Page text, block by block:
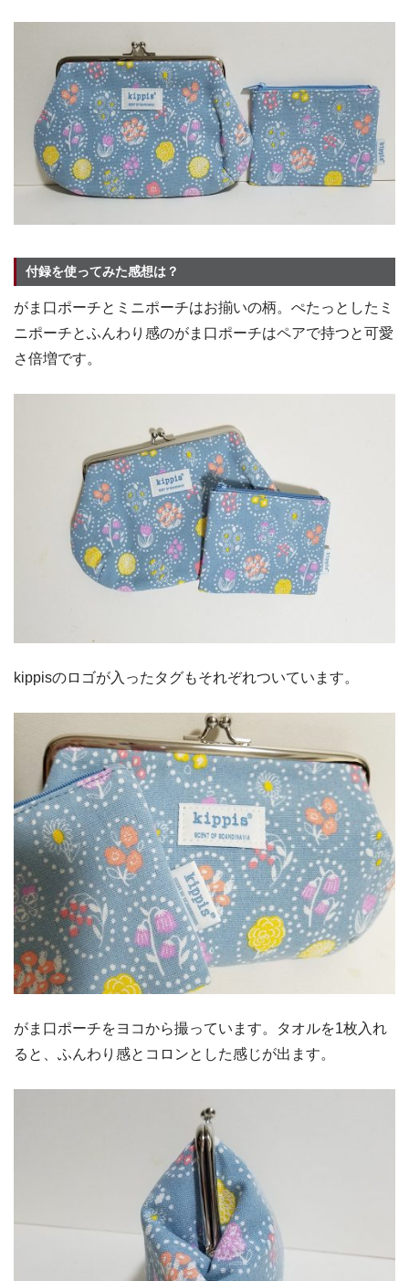
付録を使ってみた感想は？
がま口ポーチとミニポーチはお揃いの柄。ぺたっとしたミ
ニポーチとふんわり感のがま口ポーチはペアで持つと可愛
さ倍増です。
kippisのロゴが入ったタグもそれぞれついています。
がま口ポーチをヨコから撮っています。タオルを1枚入れ
ると、ふんわり感とコロンとした感じが出ます。